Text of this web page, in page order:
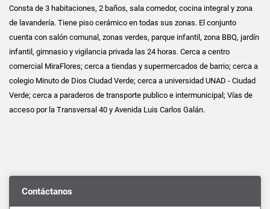
Consta de 3 habitaciones, 2 baños, sala comedor, cocina integral y zona
de lavandería. Tiene piso cerámico en todas sus zonas. El conjunto
cuenta con salón comunal, zonas verdes, parque infantil, zona BBQ, jardín
infantil, gimnasio y vigilancia privada las 24 horas. Cerca a centro
comercial MiraFlores; cerca a tiendas y supermercados de barrio; cerca a
colegio Minuto de Dios Ciudad Verde; cerca a universidad UNAD - Ciudad
Verde; cerca a paraderos de transporte publico e intermunicipal; Vías de
acceso por la Transversal 40 y Avenida Luis Carlos Galán.
Contáctanos